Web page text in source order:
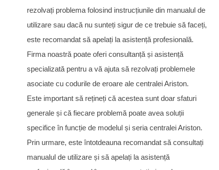
rezolvați problema folosind instrucțiunile din manualul de
utilizare sau dacă nu sunteți sigur de ce trebuie să faceți,
este recomandat să apelați la asistență profesională.
Firma noastră poate oferi consultanță și asistență
specializată pentru a vă ajuta să rezolvați problemele
asociate cu codurile de eroare ale centralei Ariston.
Este important să rețineți că acestea sunt doar sfaturi
generale și că fiecare problemă poate avea soluții
specifice în funcție de modelul și seria centralei Ariston.
Prin urmare, este întotdeauna recomandat să consultați
manualul de utilizare și să apelați la asistență